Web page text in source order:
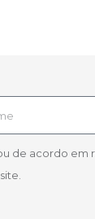
de acordo em